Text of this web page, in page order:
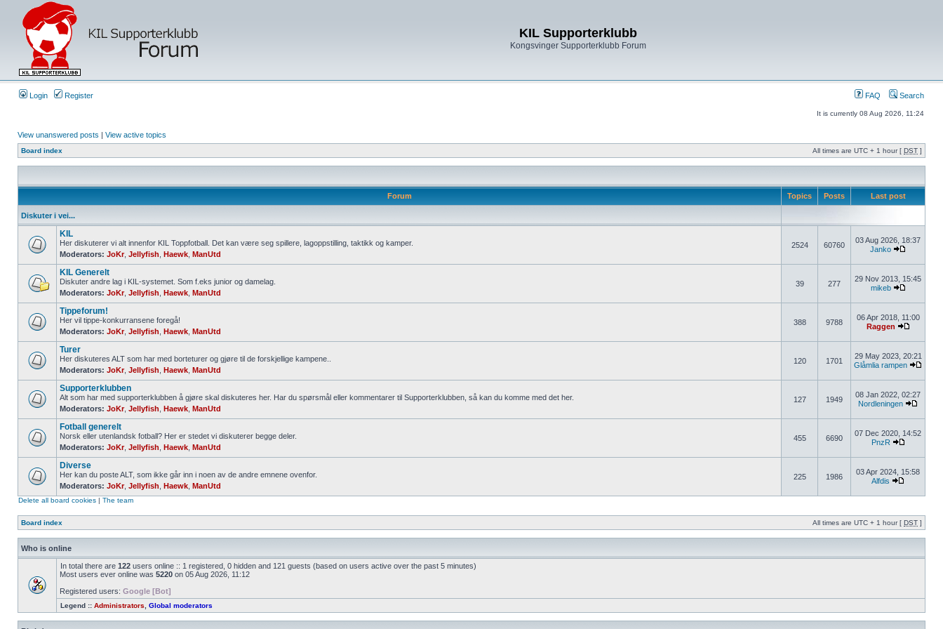
KIL Supporterklubb
Kongsvinger Supporterklubb Forum
Login Register FAQ Search
It is currently 08 Aug 2026, 11:24
View unanswered posts | View active topics
Board index All times are UTC + 1 hour [ DST ]
Forum Topics Posts Last post
Diskuter i vei...
KIL
Her diskuterer vi alt innenfor KIL Toppfotball. Det kan være seg spillere, lagoppstilling, taktikk og kamper.
Moderators: JoKr, Jellyfish Haewk ManUtd
2524 60760
03 Aug 2026, 18:37
Janko
KIL Generelt
Diskuter andre lag i KIL-systemet. Som f.eks junior og damelag.
Moderators: JoKr, Jellyfish Haewk ManUtd
39 277
29 Nov 2013, 15:45
mikeb
Tippeforum!
Her vil tippe-konkurransene foregå!
Moderators: JoKr, Jellyfish Haewk ManUtd
388 9788
06 Apr 2018, 11:00
Raggen
Turer
Her diskuteres ALT som har med borteturer og gjøre til de forskjellige kampene..
Moderators: JoKr, Jellyfish Haewk ManUtd
120 1701
29 May 2023, 20:21
Glåmlia rampen
Supporterklubben
Alt som har med supporterklubben å gjøre skal diskuteres her. Har du spørsmål eller kommentarer til Supporterklubben, så kan du komme med det her.
Moderators: JoKr, Jellyfish Haewk ManUtd
127 1949
08 Jan 2022, 02:27
Nordleningen
Fotball generelt
Norsk eller utenlandsk fotball? Her er stedet vi diskuterer begge deler.
Moderators: JoKr, Jellyfish Haewk ManUtd
455 6690
07 Dec 2020, 14:52
PnzR
Diverse
Her kan du poste ALT, som ikke går inn i noen av de andre emnene ovenfor.
Moderators: JoKr, Jellyfish Haewk ManUtd
225 1986
03 Apr 2024, 15:58
Alfdis
Delete all board cookies | The team
Board index All times are UTC + 1 hour [ DST ]
Who is online
In total there are 122 users online :: 1 registered, 0 hidden and 121 guests (based on users active over the past 5 minutes)
Most users ever online was 5220 on 05 Aug 2026, 11:12
Registered users: Google [Bot]
Legend :: Administrators Global moderators